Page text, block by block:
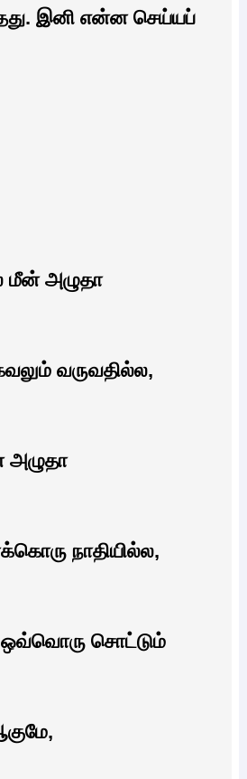
இனி என்ன செய்யப்
மீன் அழுதா
வருவதில்ல,
நாதியில்ல,
சொட்டும்